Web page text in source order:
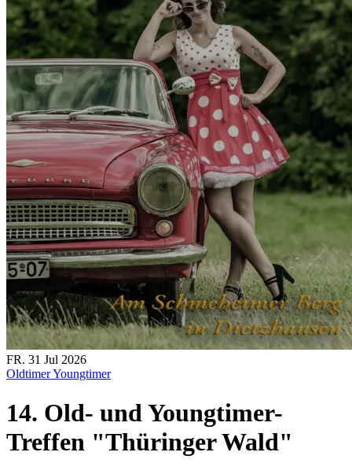
FR. 31 Jul 2026
OldtimerYoungtimer
14. Old- und Youngtimer-
Treffen "Thüringer Wald"